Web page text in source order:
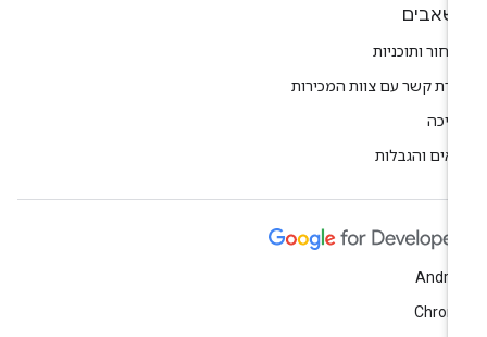
ותוכניות
קשר עם צוות המכירות
והגבלות